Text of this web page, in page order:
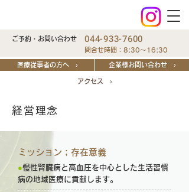
ご予約・お問い合わせ 044-933-7600
問合せ時間：8:30～16:30
企業様お問い合わせ ›
医療従事者の方へ ›
アクセス ›
経営理念
ミッション；存在意義
●慢性腎臓病と高血圧を中心とした生活習慣
病の地域医療に貢献します。